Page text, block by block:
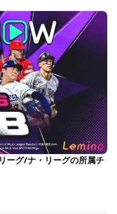
ーグ/ナ・リーグの所属チ